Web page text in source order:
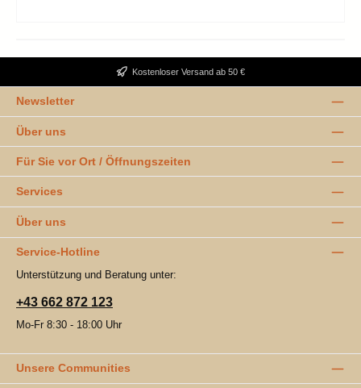
Kostenloser Versand ab 50 €
Newsletter
Über uns
Für Sie vor Ort / Öffnungszeiten
Services
Über uns
Service-Hotline
Unterstützung und Beratung unter:
+43 662 872 123
Mo-Fr 8:30 - 18:00 Uhr
Unsere Communities